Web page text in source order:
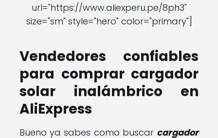
url="https://www.aliexperu.pe/8ph3"
size="sm" style="hero" color="primary"]
Vendedores confiables
para comprar cargador
solar inalámbrico en
AliExpress
Bueno ya sabes como buscar cargador